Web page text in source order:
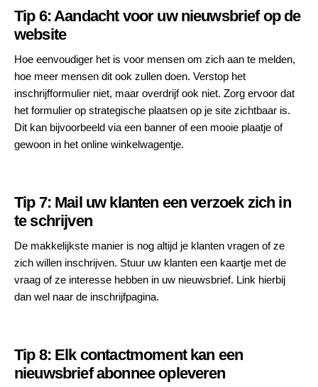
Tip 6: Aandacht voor uw nieuwsbrief op de
website
Hoe eenvoudiger het is voor mensen om zich aan te melden,
hoe meer mensen dit ook zullen doen. Verstop het
inschrijfformulier niet, maar overdrijf ook niet. Zorg ervoor dat
het formulier op strategische plaatsen op je site zichtbaar is.
Dit kan bijvoorbeeld via een banner of een mooie plaatje of
gewoon in het online winkelwagentje.
Tip 7: Mail uw klanten een verzoek zich in
te schrijven
De makkelijkste manier is nog altijd je klanten vragen of ze
zich willen inschrijven. Stuur uw klanten een kaartje met de
vraag of ze interesse hebben in uw nieuwsbrief. Link hierbij
dan wel naar de inschrijfpagina.
Tip 8: Elk contactmoment kan een
nieuwsbrief abonnee opleveren